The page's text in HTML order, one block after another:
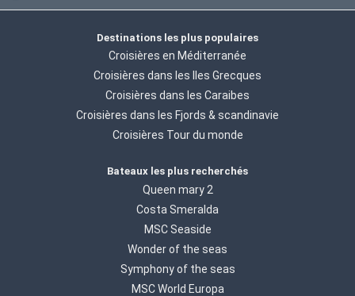
Destinations les plus populaires
Croisières en Méditerranée
Croisières dans les Iles Grecques
Croisières dans les Caraibes
Croisières dans les Fjords & scandinavie
Croisières Tour du monde
Bateaux les plus recherchés
Queen mary 2
Costa Smeralda
MSC Seaside
Wonder of the seas
Symphony of the seas
MSC World Europa